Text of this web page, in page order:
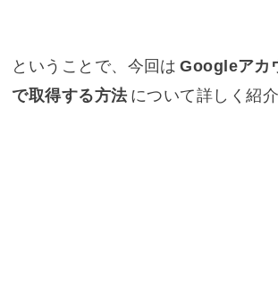
ということで、今回は Googleアカ
で取得する方法 について詳しく紹介